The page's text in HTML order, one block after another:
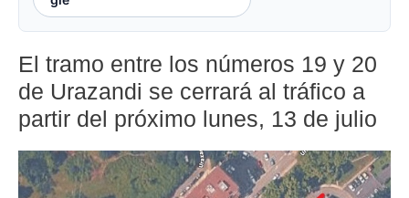
El tramo entre los números 19 y 20
de Urazandi se cerrará al tráfico a
partir del próximo lunes, 13 de julio